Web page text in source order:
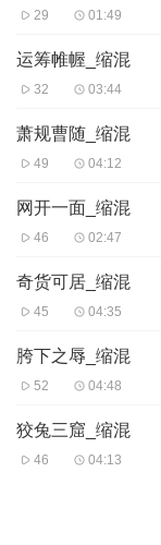
29 01:49
运筹帷幄_缩混
32 03:44
萧规曹随_缩混
49 04:12
网开一面_缩混
46 02:47
奇货可居_缩混
45 04:35
胯下之辱_缩混
52 04:48
狡兔三窟_缩混
46 04:13